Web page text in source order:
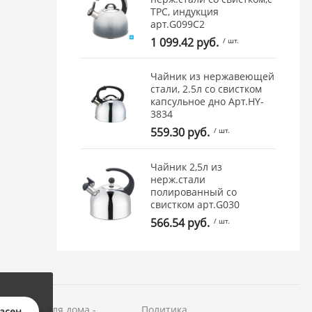
ТРС, индукция
арт.G099C2
1 099.42 руб. / шт.
Чайник из нержавеющей
стали, 2.5л cо свистком
капсульное дно Арт.HY-
3834
559.30 руб. / шт.
Чайник 2,5л из
нерж.стали
полированный со
свистком арт.G030
566.54 руб. / шт.